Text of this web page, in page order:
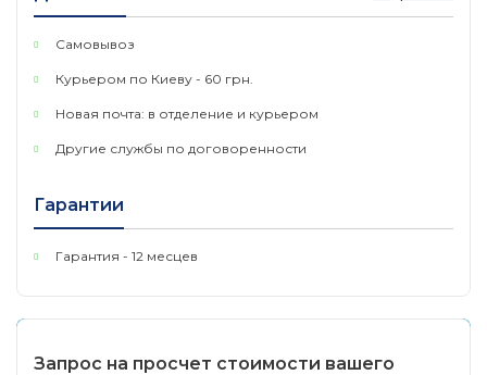
Бюджет мощности PoE • Макс. 370 Вт
Самовывоз
Курьером по Киеву - 60 грн.
Новая почта: в отделение и курьером
Другие службы по договоренности
Гарантии
Гарантия - 12 месцев
Запрос на просчет стоимости вашего